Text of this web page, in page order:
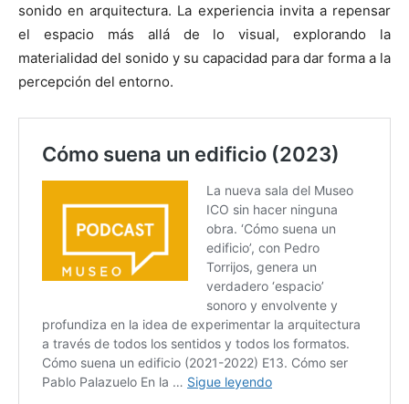
sonido en arquitectura. La experiencia invita a repensar
el espacio más allá de lo visual, explorando la
materialidad del sonido y su capacidad para dar forma a la
percepción del entorno.